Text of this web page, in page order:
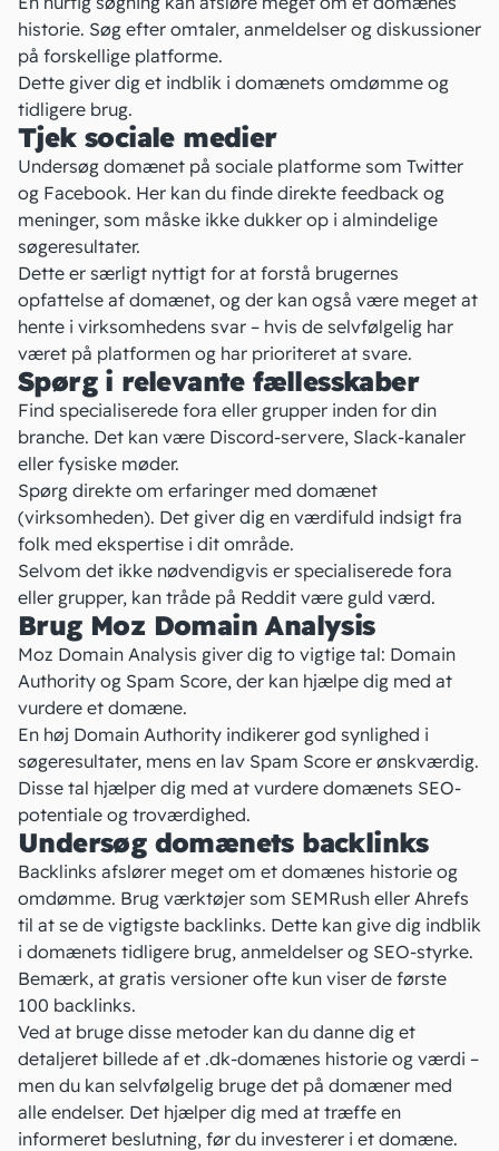
historie. Søg efter omtaler, anmeldelser og diskussioner
på forskellige platforme.
Dette giver dig et indblik i domænets omdømme og
tidligere brug.
Tjek sociale medier
Undersøg domænet på sociale platforme som Twitter
og Facebook. Her kan du finde direkte feedback og
meninger, som måske ikke dukker op i almindelige
søgeresultater.
Dette er særligt nyttigt for at forstå brugernes
opfattelse af domænet, og der kan også være meget at
hente i virksomhedens svar – hvis de selvfølgelig har
været på platformen og har prioriteret at svare.
Spørg i relevante fællesskaber
Find specialiserede fora eller grupper inden for din
branche. Det kan være Discord-servere, Slack-kanaler
eller fysiske møder.
Spørg direkte om erfaringer med domænet
(virksomheden). Det giver dig en værdifuld indsigt fra
folk med ekspertise i dit område.
Selvom det ikke nødvendigvis er specialiserede fora
eller grupper, kan tråde på Reddit være guld værd.
Brug Moz Domain Analysis
Moz Domain Analysis giver dig to vigtige tal: Domain
Authority og Spam Score, der kan hjælpe dig med at
vurdere et domæne.
En høj Domain Authority indikerer god synlighed i
søgeresultater, mens en lav Spam Score er ønskværdig.
Disse tal hjælper dig med at vurdere domænets SEO-
potentiale og troværdighed.
Undersøg domænets backlinks
Backlinks afslører meget om et domænes historie og
omdømme. Brug værktøjer som SEMRush eller Ahrefs
til at se de vigtigste backlinks. Dette kan give dig indblik
i domænets tidligere brug, anmeldelser og SEO-styrke.
Bemærk, at gratis versioner ofte kun viser de første
100 backlinks.
Ved at bruge disse metoder kan du danne dig et
detaljeret billede af et .dk-domænes historie og værdi –
men du kan selvfølgelig bruge det på domæner med
alle endelser. Det hjælper dig med at træffe en
informeret beslutning, før du investerer i et domæne.